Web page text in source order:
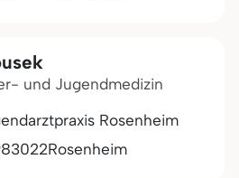
und Jugendmedizin
Rosenheim
83022Rosenheim